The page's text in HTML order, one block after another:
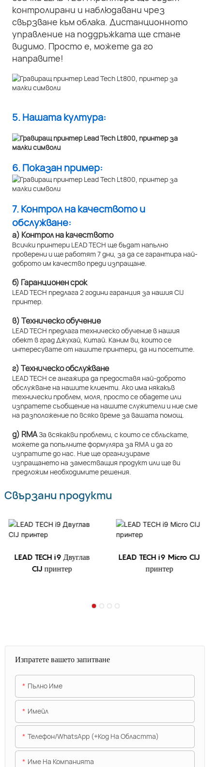
контролирани и наблюдавани чрез
свързване към облака. Дистанционното
управление на поддръжката ще стане
видимо. Просто е, можете да го
направите!
5. Нашата култура:
6. Показан пример:
7. Контрол на качеството и
обслужване:
а) Контрол на качеството
Всички принтери LEAD TECH ще бъдат напълно
проверени и ще работят 7 дни, за да се гарантира най-
доброто им качество преди изпращане.
б) Гаранционен срок
LEAD TECH предлага 2 години гаранция за нашия CIJ
принтер.
в) Техническо обучение
LEAD TECH предлага техническо обучение в нашия
обект в град Джухай, Китай. Каним ви, които се
интересувате от нашите принтери, да ни посетите.
г) Техническо обслужване
LEAD TECH се ангажира да предоставя най-доброто
обслужване на нашите клиенти. Ако има някакъв
технически проблем, моля, просто се обадете или
изпратете съобщение на нашите служители и ние сме
на разположение по всяко време за вашата помощ.
д) RMAЗа всякакви проблеми, с които се сблъскате,
можете да попълните формуляра за RMA и да го
изпратите до нас. Ние ще организираме
изпращането на заместващия продукт или ще ви
предложим необходимите решения.
Свързани продукти
LEAD TECH i9 Двуглав
CIJ принтер
LEAD TECH i9 Micro CIJ
принтер
Изпратете вашето запитване
Пълно Име
Имейл
Телефон/WhatsApp (+Код На Областта)
Име На Компанията